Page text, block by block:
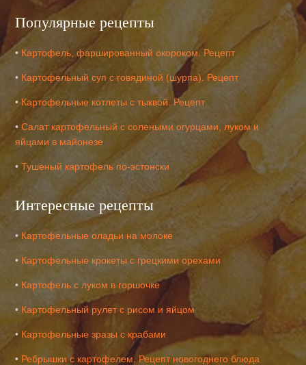
Популярные рецепты
• Картофель, фаршированный окороком. Рецепт
• Картофельный суп с говядиной (шурпа). Рецепт
• Картофельные котлеты с тыквой. Рецепт
•Салат картофельный с солеными огурцами, луком и
яйцами в майонезе
•Тушеный картофель по-эстонски
Интересные рецепты
• Картофельные оладьи на молоке
• Картофельные крокеты с грецкими орехами
• Картофель с луком в горшочке
• Картофельный рулет с рисом и яйцом
• Картофельные зразы с крабами
• Ребрышки с картофелем. Рецепт новогоднего блюда